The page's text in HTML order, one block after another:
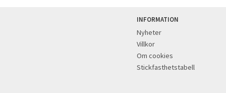
INFORMATION
Nyheter
Villkor
Om cookies
Stickfasthetstabell